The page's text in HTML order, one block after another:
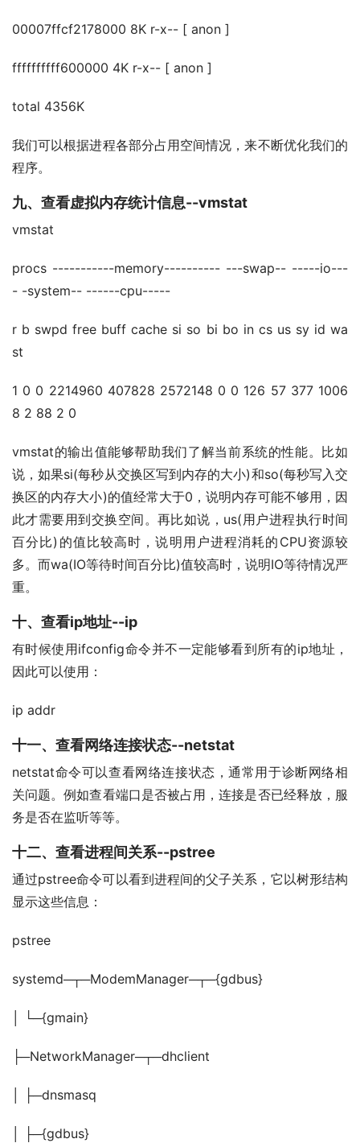
00007ffcf2178000 8K r-x-- [ anon ]
ffffffffff600000 4K r-x-- [ anon ]
total 4356K
我们可以根据进程各部分占用空间情况，来不断优化我们的
程序。
九、查看虚拟内存统计信息--vmstat
vmstat
procs -----------memory---------- ---swap-- -----io---
- -system-- ------cpu-----
r b swpd free buff cache si so bi bo in cs us sy id wa
st
1 0 0 2214960 407828 2572148 0 0 126 57 377 1006
8 2 88 2 0
vmstat的输出值能够帮助我们了解当前系统的性能。比如
说，如果si(每秒从交换区写到内存的大小)和so(每秒写入交
换区的内存大小)的值经常大于0，说明内存可能不够用，因
此才需要用到交换空间。再比如说，us(用户进程执行时间
百分比)的值比较高时，说明用户进程消耗的CPU资源较
多。而wa(IO等待时间百分比)值较高时，说明IO等待情况严
重。
十、查看ip地址--ip
有时候使用ifconfig命令并不一定能够看到所有的ip地址，
因此可以使用：
ip addr
十一、查看网络连接状态--netstat
netstat命令可以查看网络连接状态，通常用于诊断网络相
关问题。例如查看端口是否被占用，连接是否已经释放，服
务是否在监听等等。
十二、查看进程间关系--pstree
通过pstree命令可以看到进程间的父子关系，它以树形结构
显示这些信息：
pstree
systemd─┬─ModemManager─┬─{gdbus}
│ └─{gmain}
├─NetworkManager─┬─dhclient
│ ├─dnsmasq
│ ├─{gdbus}